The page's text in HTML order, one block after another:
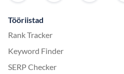
Tööriistad
Rank Tracker
Keyword Finder
SERP Checker